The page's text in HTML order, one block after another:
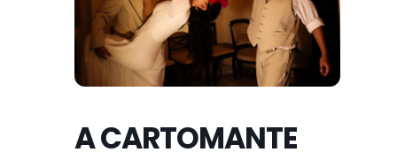
A CARTOMANTE